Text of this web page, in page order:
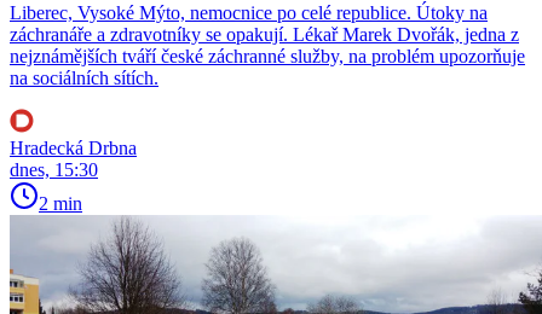
Liberec, Vysoké Mýto, nemocnice po celé republice. Útoky na
záchranáře a zdravotníky se opakují. Lékař Marek Dvořák, jedna z
nejznámějších tváří české záchranné služby, na problém upozorňuje
na sociálních sítích.
Hradecká Drbna
dnes, 15:30
2 min